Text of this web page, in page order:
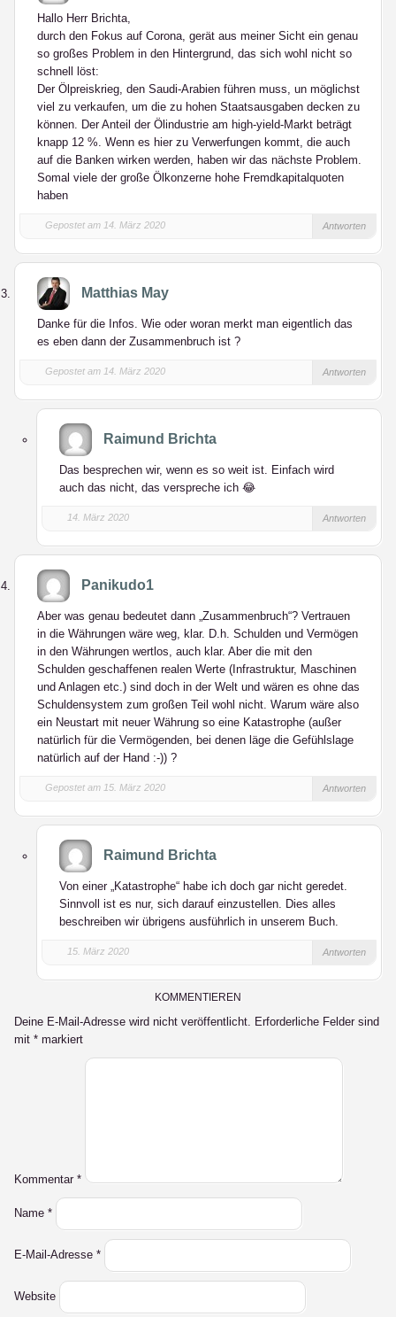
Hallo Herr Brichta,
durch den Fokus auf Corona, gerät aus meiner Sicht ein genau
so großes Problem in den Hintergrund, das sich wohl nicht so
schnell löst:
Der Ölpreiskrieg, den Saudi-Arabien führen muss, un möglichst
viel zu verkaufen, um die zu hohen Staatsausgaben decken zu
können. Der Anteil der Ölindustrie am high-yield-Markt beträgt
knapp 12 %. Wenn es hier zu Verwerfungen kommt, die auch
auf die Banken wirken werden, haben wir das nächste Problem.
Somal viele der große Ölkonzerne hohe Fremdkapitalquoten
haben
Gepostet am 14. März 2020 Antworten
Matthias May
Danke für die Infos. Wie oder woran merkt man eigentlich das
es eben dann der Zusammenbruch ist ?
Gepostet am 14. März 2020 Antworten
Raimund Brichta
Das besprechen wir, wenn es so weit ist. Einfach wird
auch das nicht, das verspreche ich 😂
14. März 2020 Antworten
Panikudo1
Aber was genau bedeutet dann „Zusammenbruch“? Vertrauen
in die Währungen wäre weg, klar. D.h. Schulden und Vermögen
in den Währungen wertlos, auch klar. Aber die mit den
Schulden geschaffenen realen Werte (Infrastruktur, Maschinen
und Anlagen etc.) sind doch in der Welt und wären es ohne das
Schuldensystem zum großen Teil wohl nicht. Warum wäre also
ein Neustart mit neuer Währung so eine Katastrophe (außer
natürlich für die Vermögenden, bei denen läge die Gefühlslage
natürlich auf der Hand :-)) ?
Gepostet am 15. März 2020 Antworten
Raimund Brichta
Von einer „Katastrophe“ habe ich doch gar nicht geredet.
Sinnvoll ist es nur, sich darauf einzustellen. Dies alles
beschreiben wir übrigens ausführlich in unserem Buch.
15. März 2020 Antworten
KOMMENTIEREN
Deine E-Mail-Adresse wird nicht veröffentlicht. Erforderliche Felder sind
mit * markiert
Kommentar *
Name *
E-Mail-Adresse *
Website